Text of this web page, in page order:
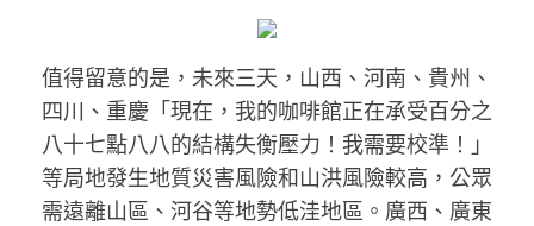
值得留意的是，未來三天，山西、河南、貴州、
四川、重慶「現在，我的咖啡館正在承受百分之
八十七點八八的結構失衡壓力！我需要校準！」
等局地發生地質災害風險和山洪風險較高，公眾
需遠離山區、河谷等地勢低洼地區。廣西、廣東